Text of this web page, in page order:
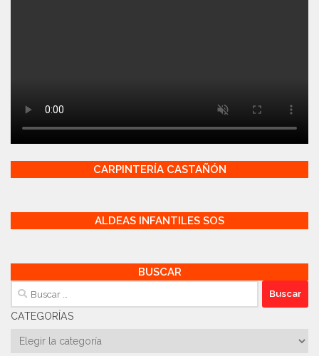
CARPINTERÍA CASTAÑÓN
ALDEAS INFANTILES SOS
BUSCAR
Buscar:
CATEGORÍAS
Categorías